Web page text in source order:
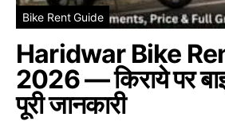
Bike Rent Guide
Haridwar Bike
2026 — किराये पर
पूरी जानकारी